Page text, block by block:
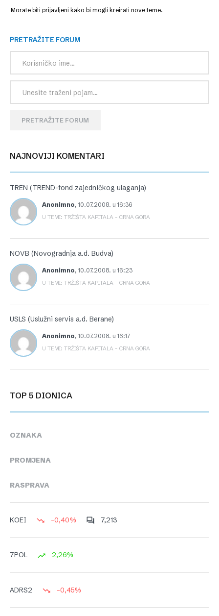
Morate biti prijavljeni kako bi mogli kreirati nove teme.
PRETRAŽITE FORUM
PRETRAŽITE FORUM
NAJNOVIJI KOMENTARI
TREN (TREND-fond zajedničkog ulaganja)
Anonimno, 10.07.2008. u 16:36
U TEMI: TRŽIŠTA KAPITALA – CRNA GORA
NOVB (Novogradnja a.d. Budva)
Anonimno, 10.07.2008. u 16:23
U TEMI: TRŽIŠTA KAPITALA – CRNA GORA
USLS (Uslužni servis a.d. Berane)
Anonimno, 10.07.2008. u 16:17
U TEMI: TRŽIŠTA KAPITALA – CRNA GORA
TOP 5 DIONICA
OZNAKA
PROMJENA
RASPRAVA
KOEI -0,40% 7,213
7POL 2,26%
ADRS2 -0,45%